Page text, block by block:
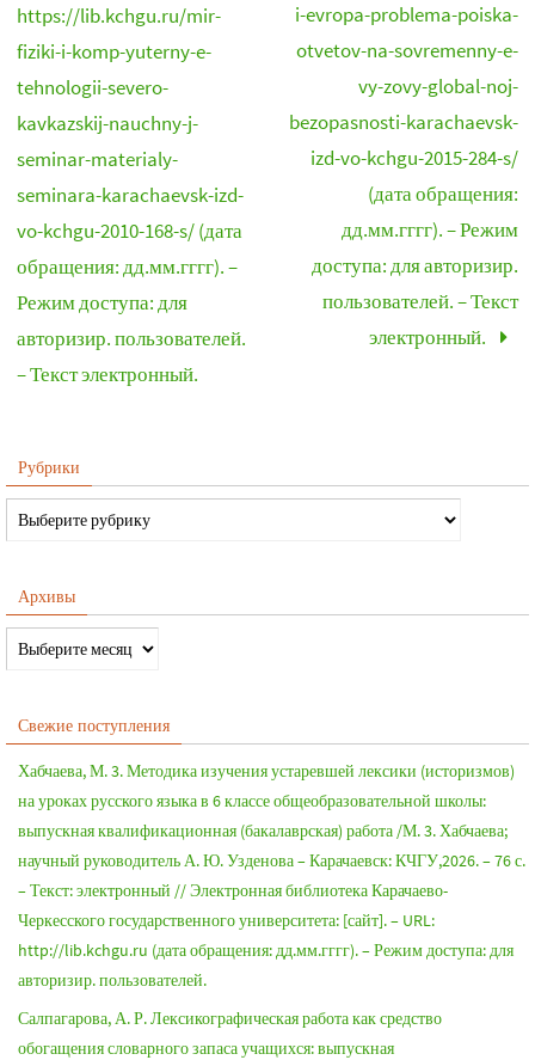
https://lib.kchgu.ru/mir-
fiziki-i-komp-yuterny-e-
tehnologii-severo-
kavkazskij-nauchny-j-
seminar-materialy-
seminara-karachaevsk-izd-
vo-kchgu-2010-168-s/ (дата
обращения: дд.мм.гггг). –
Режим доступа: для
авторизир. пользователей.
– Текст электронный.
i-evropa-problema-poiska-
otvetov-na-sovremenny-e-
vy-zovy-global-noj-
bezopasnosti-karachaevsk-
izd-vo-kchgu-2015-284-s/
(дата обращения:
дд.мм.гггг). – Режим
доступа: для авторизир.
пользователей. – Текст
электронный.
Рубрики
Архивы
Свежие поступления
Хабчаева, М. 3. Методика изучения устаревшей лексики (историзмов)
на уроках русского языка в 6 классе общеобразовательной школы:
выпускная квалификационная (бакалаврская) работа /М. 3. Хабчаева;
научный руководитель А. Ю. Узденова – Карачаевск: КЧГУ,2026. – 76 с.
– Текст: электронный // Электронная библиотека Карачаево-
Черкесского государственного университета: [сайт]. – URL:
http://lib.kchgu.ru (дата обращения: дд.мм.гггг). – Режим доступа: для
авторизир. пользователей.
Салпагарова, А. Р. Лексикографическая работа как средство
обогащения словарного запаса учащихся: выпускная